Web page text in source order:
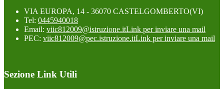
VIA EUROPA, 14 - 36070 CASTELGOMBERTO(VI)
Tel: 0445940018
Email: viic812009@istruzione.itLink per inviare una mail
PEC: viic812009@pec.istruzione.itLink per inviare una mail
Sezione Link Utili